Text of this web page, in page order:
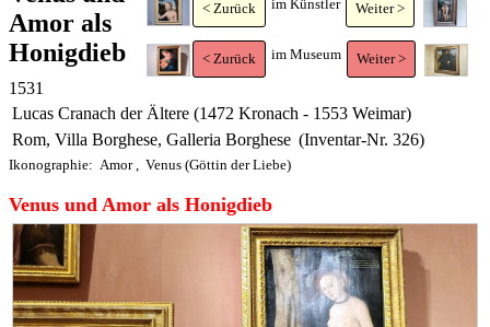
< Zurück im Künstler Weiter >
< Zurück im Museum Weiter >
Amor als
Honigdieb
1531
Lucas Cranach der Ältere (1472 Kronach - 1553 Weimar)
Rom, Villa Borghese, Galleria Borghese (Inventar-Nr. 326)
Ikonographie: Amor , Venus (Göttin der Liebe)
Venus und Amor als Honigdieb